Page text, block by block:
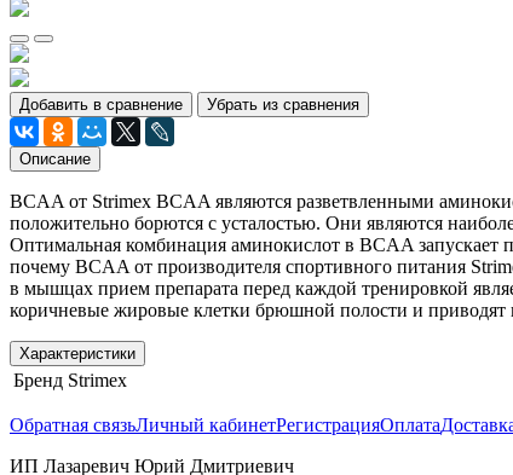
Добавить в сравнение Убрать из сравнения
Описание
BCAA от Strimex BCAA являются разветвленными
положительно борются с усталостью. Они являются
Оптимальная комбинация аминокислот в BCAA запускает
почему BCAA от производителя спортивного питания
в мышцах прием препарата перед каждой тренировкой
коричневые жировые клетки брюшной полости и
Характеристики
Бренд Strimex
Обратная связьЛичный кабинетРегистрацияОплата
ИП Лазаревич Юрий Дмитриевич